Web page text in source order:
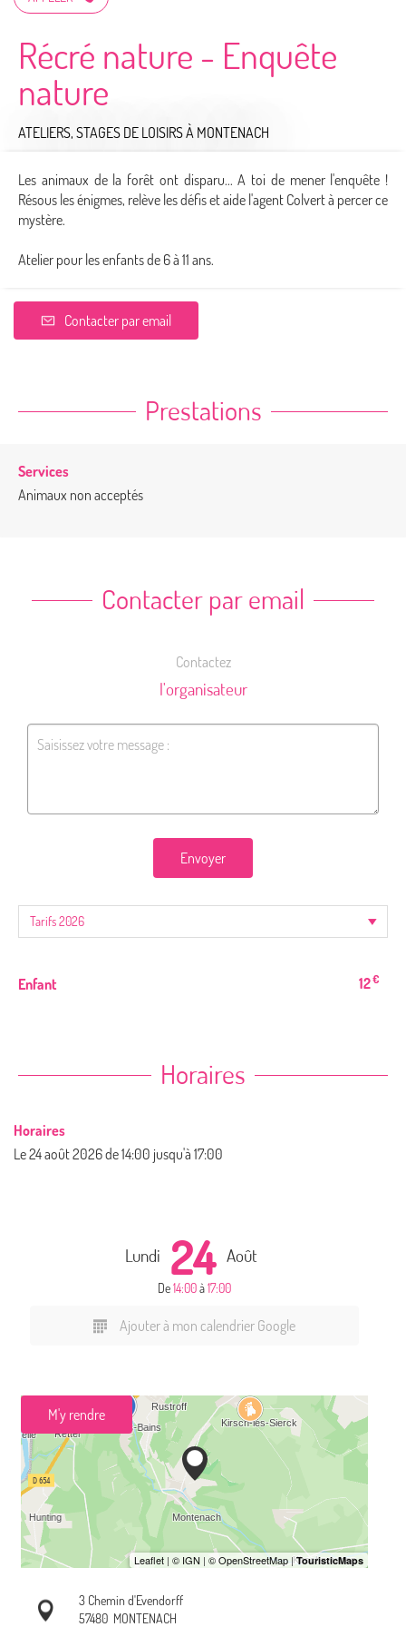
Récré nature - Enquête
nature
ATELIERS, STAGES DE LOISIRSÀ MONTENACH
Les animaux de la forêt ont disparu... A toi de mener l'enquête !
Résous les énigmes, relève les défis et aide l'agent Colvert à percer ce
mystère.
Atelier pour les enfants de 6 à 11 ans.
Contacter par email
Prestations
Services
Animaux non acceptés
Contacter par email
Contactez
l'organisateur
Envoyer
Enfant 12€
Horaires
Horaires
Le24 août 2026de 14:00 jusqu'à 17:00
Lundi 24 Août
De14:00à17:00
Ajouter à mon calendrier Google
M'y rendre
3 Chemin d'Evendorff
57480 MONTENACH